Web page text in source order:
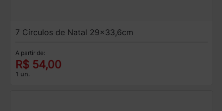
7 Círculos de Natal 29x33,6cm
A partir de:
R$ 54,00
1 un.